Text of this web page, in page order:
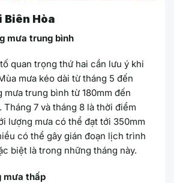
Biên Hòa
mưa trung bình
quan trọng thứ hai cần lưu ý khi
mưa kéo dài từ tháng 5 đến
mưa trung bình từ 180mm đến
Tháng 7 và tháng 8 là thời điểm
lượng mưa có thể đạt tới 350mm
có thể gây gián đoạn lịch trình
biệt là trong những tháng này.
mưa thấp